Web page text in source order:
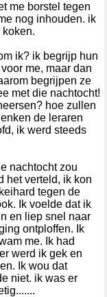
me borstel tegen
nog inhouden. ik
koken.
ik? ik begrijp hun
me, maar dan
begrijpen ze
met die nachtocht!
hoe zullen
de leraren
ik werd steeds
nachtocht zou
het verteld, ik kon
tegen de
Ik voelde dat ik
en liep snel naar
ontploffen. Ik
me. Ik had
werd ik gek en
Ik wou dat
niet. ik was er